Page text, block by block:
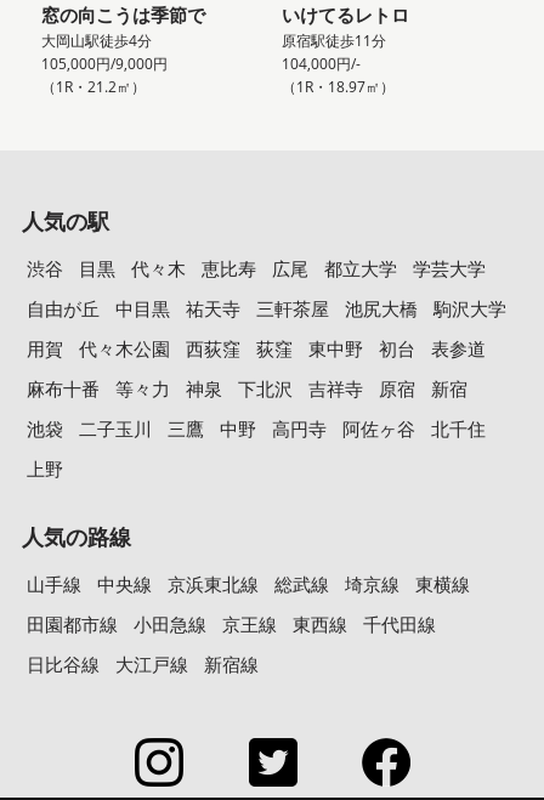
窓の向こうは季節で
大岡山駅徒歩4分
105,000円/9,000円
（1R・21.2㎡）
いけてるレトロ
原宿駅徒歩11分
104,000円/-
（1R・18.97㎡）
人気の駅
渋谷 目黒 代々木 恵比寿 広尾 都立大学
学芸大学
自由が丘
中目黒 祐天寺 三軒茶屋 池尻大橋
駒沢大学
用賀
代々木公園 西荻窪 荻窪 東中野 初台
表参道
麻布十番
等々力 神泉 下北沢 吉祥寺 原宿
新宿
池袋
二子玉川 三鷹 中野 高円寺 阿佐ヶ谷
北千住
上野
人気の路線
山手線 中央線 京浜東北線 総武線 埼京線
東横線
田園都市線
小田急線 京王線 東西線
千代田線
日比谷線
大江戸線 新宿線